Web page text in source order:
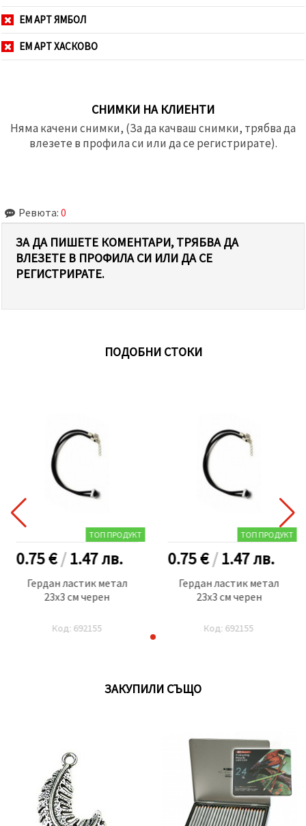
ЕМ АРТ ЯМБОЛ
ЕМ АРТ ХАСКОВО
СНИМКИ НА КЛИЕНТИ
Няма качени снимки, (За да качваш снимки, трябва да
влезете в профила си или да се регистрирате).
Ревюта: 0
ЗА ДА ПИШЕТЕ КОМЕНТАРИ, ТРЯБВА ДА
ВЛЕЗЕТЕ В ПРОФИЛА СИ ИЛИ ДА СЕ
РЕГИСТРИРАТЕ.
ПОДОБНИ СТОКИ
ТОП ПРОДУКТ
0.75 €/1.47лв.
Гердан ластик метал
23x3 см черен
Код: 692155
ТОП ПРОДУКТ
0.75 €/1.47лв.
Гердан ластик метал
23x3 см черен
Код: 692155
ЗАКУПИЛИ СЪЩО